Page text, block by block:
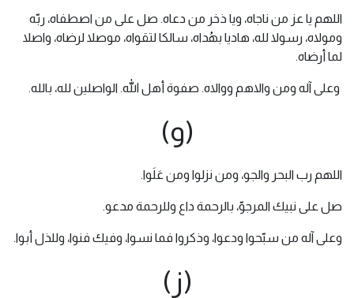
اللهم يا عز من ناجاه، ويا ذخر من دعاه. صل على من اصطفاه، ربّه
ومولاه، رسولا لله، هاديا بهُداه، سالكا لتقواه، موصلا لرضاه، واصلا
لما أرضاه.
وعلى آله ومن والاهم ووالاه. صفوة أهل الله. الواصلين لله، بالله.
(و)
اللهم رب البحر والجو، ومن نزلوا ومن عَلَوا.
صل على نبيك المرجوّ، بالرحمة داع وللرحمة مدعو.
وعلى آله من سبّحوا ودعوا، وذكروا فما نسوا، وفيك فنوا، وللذل أبوا.
(ز)